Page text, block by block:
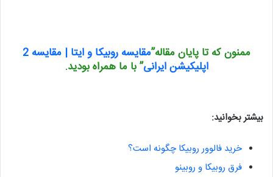
ممنون که تا پایانمقاله”
مقایسه روبیکا و ایتا | مقایسه 2
اپلیکیشن ایرانی”با ما همراه بودید.
بیشتر بخوانید:
خرید فالوور روبیکا چگونه است؟
فرق روبیکا و روبینو